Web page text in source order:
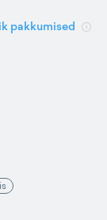
pakkumised